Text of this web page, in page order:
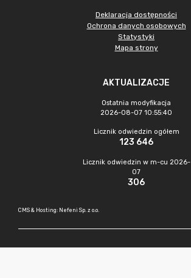
Deklaracja dostępności
Ochrona danych osobowych
Statystyki
Mapa strony
AKTUALIZACJE
Ostatnia modyfikacja
2026-08-07 10:55:40
Licznik odwiedzin ogółem
123 646
Licznik odwiedzin w m-cu 2026-
07
306
CMS & Hosting: Nefeni Sp. z o.o.